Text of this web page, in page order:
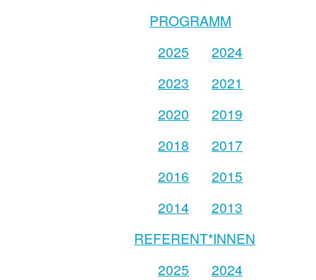
PROGRAMM
2025
2024
2023
2021
2020
2019
2018
2017
2016
2015
2014
2013
REFERENT*INNEN
2025
2024